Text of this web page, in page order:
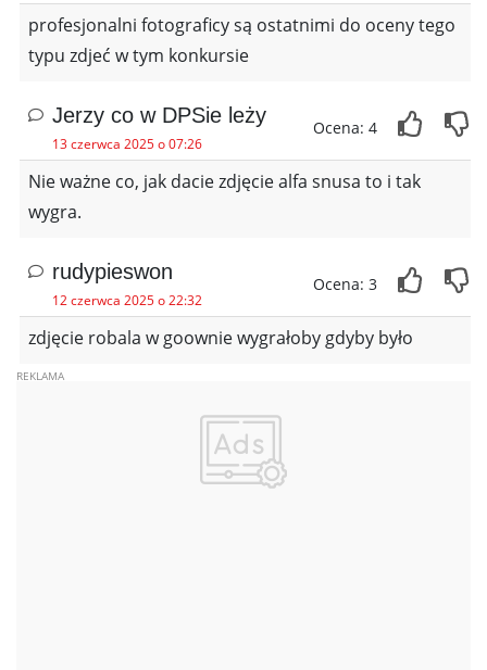
profesjonalni fotograficy są ostatnimi do oceny tego
typu zdjeć w tym konkursie
Jerzy co w DPSie leży
13 czerwca 2025 o 07:26
Ocena: 4
Nie ważne co, jak dacie zdjęcie alfa snusa to i tak
wygra.
rudypieswon
12 czerwca 2025 o 22:32
Ocena: 3
zdjęcie robala w goownie wygrałoby gdyby było